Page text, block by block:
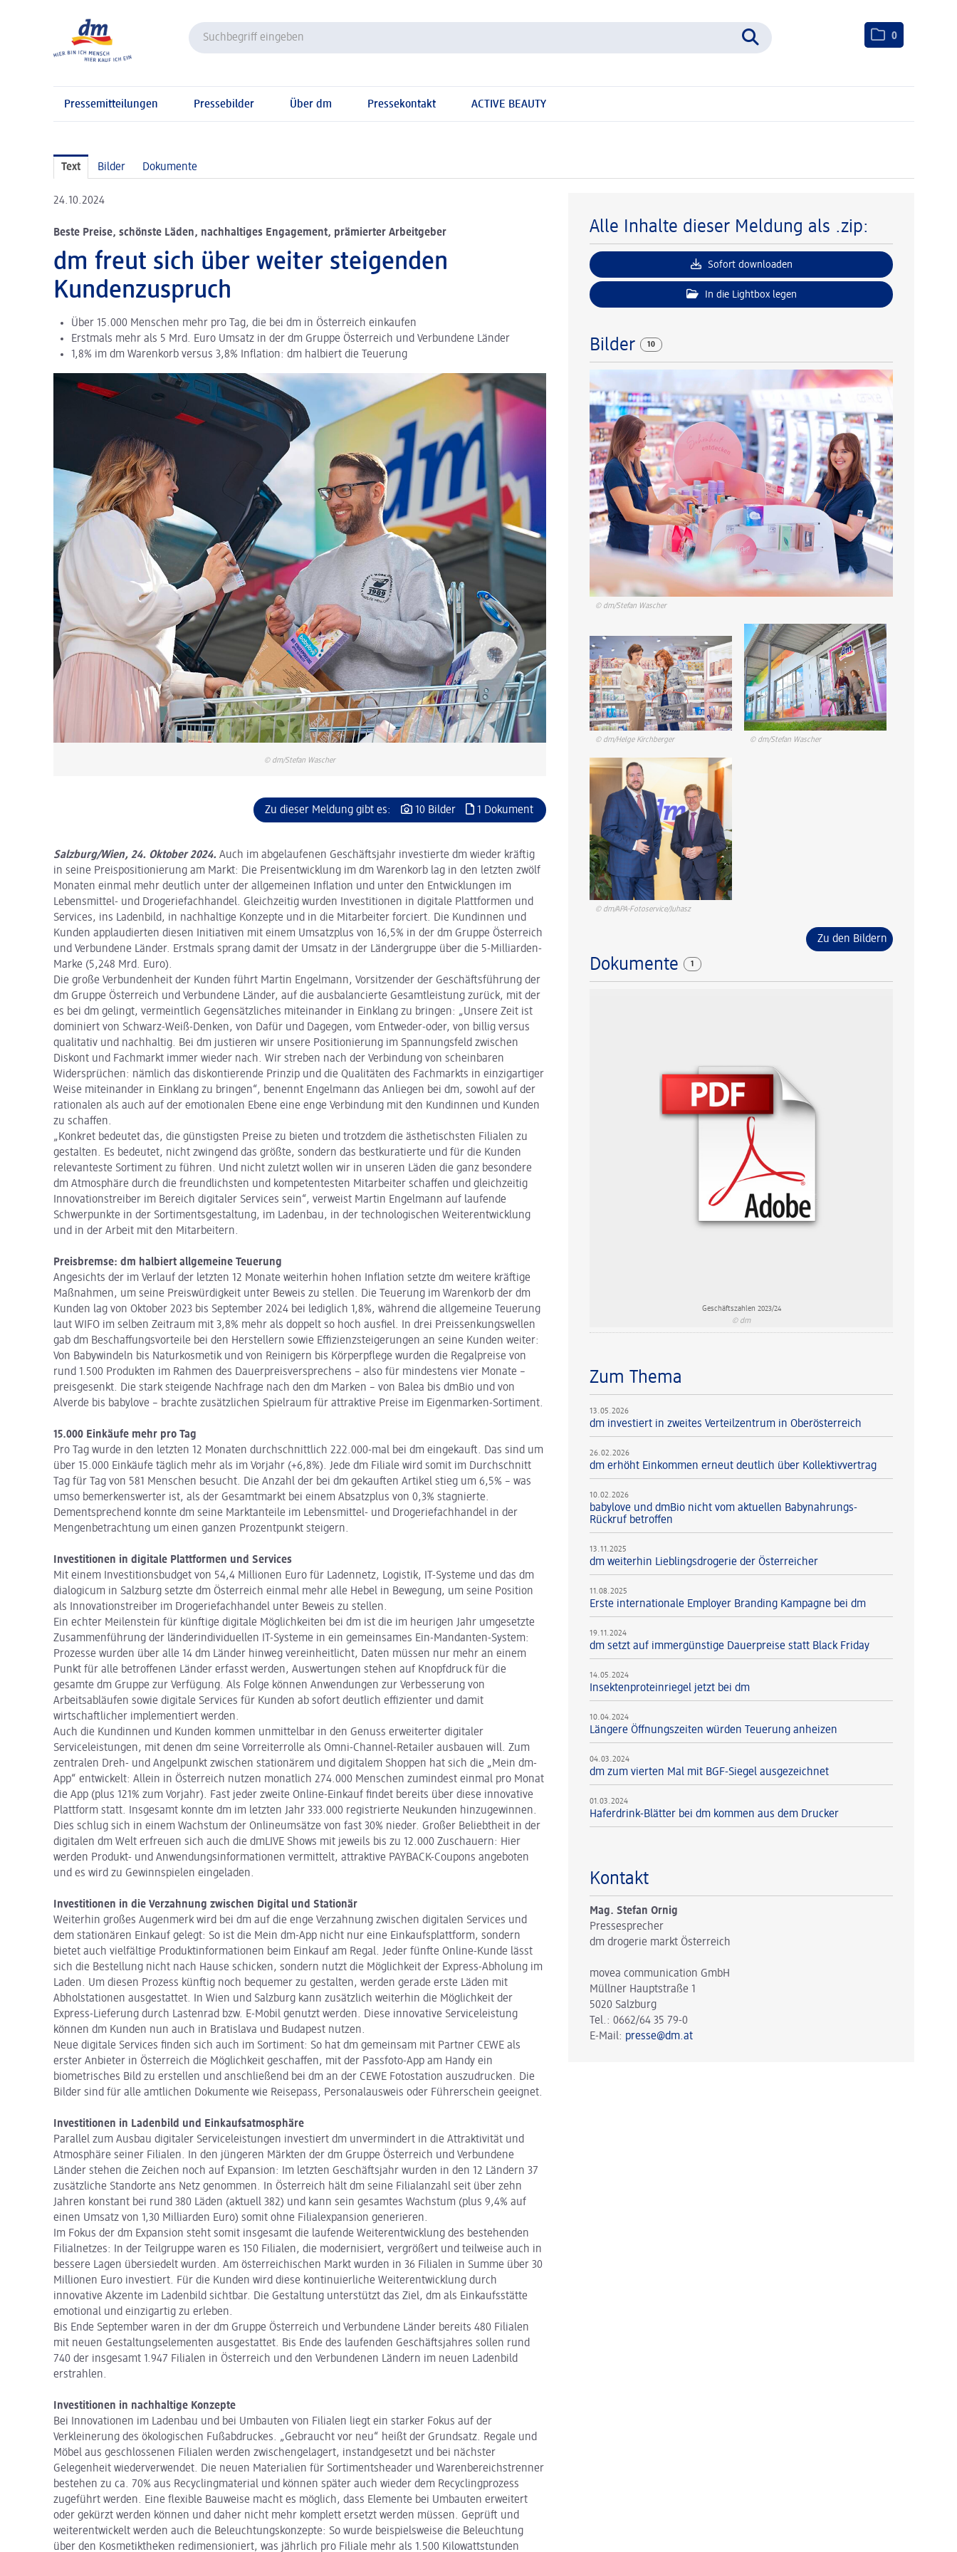
0
Pressemitteilungen Pressebilder Über dm Pressekontakt ACTIVE BEAUTY
Text Bilder Dokumente
24.10.2024
Beste Preise, schönste Läden, nachhaltiges Engagement, prämierter Arbeitgeber
dm freut sich über weiter steigenden
Kundenzuspruch
Über 15.000 Menschen mehr pro Tag, die bei dm in Österreich einkaufen
Erstmals mehr als 5 Mrd. Euro Umsatz in der dm Gruppe Österreich und Verbundene Länder
1,8% im dm Warenkorb versus 3,8% Inflation: dm halbiert die Teuerung
© dm/Stefan Wascher
Zu dieser Meldung gibt es: 10 Bilder 1 Dokument
Salzburg/Wien, 24. Oktober 2024. Auch im abgelaufenen Geschäftsjahr investierte dm wieder kräftig
in seine Preispositionierung am Markt: Die Preisentwicklung im dm Warenkorb lag in den letzten zwölf
Monaten einmal mehr deutlich unter der allgemeinen Inflation und unter den Entwicklungen im
Lebensmittel- und Drogeriefachhandel. Gleichzeitig wurden Investitionen in digitale Plattformen und
Services, ins Ladenbild, in nachhaltige Konzepte und in die Mitarbeiter forciert. Die Kundinnen und
Kunden applaudierten diesen Initiativen mit einem Umsatzplus von 16,5% in der dm Gruppe Österreich
und Verbundene Länder. Erstmals sprang damit der Umsatz in der Ländergruppe über die 5-Milliarden-
Marke (5,248 Mrd. Euro).
Die große Verbundenheit der Kunden führt Martin Engelmann, Vorsitzender der Geschäftsführung der
dm Gruppe Österreich und Verbundene Länder, auf die ausbalancierte Gesamtleistung zurück, mit der
es bei dm gelingt, vermeintlich Gegensätzliches miteinander in Einklang zu bringen: „Unsere Zeit ist
dominiert von Schwarz-Weiß-Denken, von Dafür und Dagegen, vom Entweder-oder, von billig versus
qualitativ und nachhaltig. Bei dm justieren wir unsere Positionierung im Spannungsfeld zwischen
Diskont und Fachmarkt immer wieder nach. Wir streben nach der Verbindung von scheinbaren
Widersprüchen: nämlich das diskontierende Prinzip und die Qualitäten des Fachmarkts in einzigartiger
Weise miteinander in Einklang zu bringen“, benennt Engelmann das Anliegen bei dm, sowohl auf der
rationalen als auch auf der emotionalen Ebene eine enge Verbindung mit den Kundinnen und Kunden
zu schaffen.
„Konkret bedeutet das, die günstigsten Preise zu bieten und trotzdem die ästhetischsten Filialen zu
gestalten. Es bedeutet, nicht zwingend das größte, sondern das bestkuratierte und für die Kunden
relevanteste Sortiment zu führen. Und nicht zuletzt wollen wir in unseren Läden die ganz besondere
dm Atmosphäre durch die freundlichsten und kompetentesten Mitarbeiter schaffen und gleichzeitig
Innovationstreiber im Bereich digitaler Services sein“, verweist Martin Engelmann auf laufende
Schwerpunkte in der Sortimentsgestaltung, im Ladenbau, in der technologischen Weiterentwicklung
und in der Arbeit mit den Mitarbeitern.
Preisbremse: dm halbiert allgemeine Teuerung
Angesichts der im Verlauf der letzten 12 Monate weiterhin hohen Inflation setzte dm weitere kräftige
Maßnahmen, um seine Preiswürdigkeit unter Beweis zu stellen. Die Teuerung im Warenkorb der dm
Kunden lag von Oktober 2023 bis September 2024 bei lediglich 1,8%, während die allgemeine Teuerung
laut WIFO im selben Zeitraum mit 3,8% mehr als doppelt so hoch ausfiel. In drei Preissenkungswellen
gab dm Beschaffungsvorteile bei den Herstellern sowie Effizienzsteigerungen an seine Kunden weiter:
Von Babywindeln bis Naturkosmetik und von Reinigern bis Körperpflege wurden die Regalpreise von
rund 1.500 Produkten im Rahmen des Dauerpreisversprechens – also für mindestens vier Monate –
preisgesenkt. Die stark steigende Nachfrage nach den dm Marken – von Balea bis dmBio und von
Alverde bis babylove – brachte zusätzlichen Spielraum für attraktive Preise im Eigenmarken-Sortiment.
15.000 Einkäufe mehr pro Tag
Pro Tag wurde in den letzten 12 Monaten durchschnittlich 222.000-mal bei dm eingekauft. Das sind um
über 15.000 Einkäufe täglich mehr als im Vorjahr (+6,8%). Jede dm Filiale wird somit im Durchschnitt
Tag für Tag von 581 Menschen besucht. Die Anzahl der bei dm gekauften Artikel stieg um 6,5% – was
umso bemerkenswerter ist, als der Gesamtmarkt bei einem Absatzplus von 0,3% stagnierte.
Dementsprechend konnte dm seine Marktanteile im Lebensmittel- und Drogeriefachhandel in der
Mengenbetrachtung um einen ganzen Prozentpunkt steigern.
Investitionen in digitale Plattformen und Services
Mit einem Investitionsbudget von 54,4 Millionen Euro für Ladennetz, Logistik, IT-Systeme und das dm
dialogicum in Salzburg setzte dm Österreich einmal mehr alle Hebel in Bewegung, um seine Position
als Innovationstreiber im Drogeriefachhandel unter Beweis zu stellen.
Ein echter Meilenstein für künftige digitale Möglichkeiten bei dm ist die im heurigen Jahr umgesetzte
Zusammenführung der länderindividuellen IT-Systeme in ein gemeinsames Ein-Mandanten-System:
Prozesse wurden über alle 14 dm Länder hinweg vereinheitlicht, Daten müssen nur mehr an einem
Punkt für alle betroffenen Länder erfasst werden, Auswertungen stehen auf Knopfdruck für die
gesamte dm Gruppe zur Verfügung. Als Folge können Anwendungen zur Verbesserung von
Arbeitsabläufen sowie digitale Services für Kunden ab sofort deutlich effizienter und damit
wirtschaftlicher implementiert werden.
Auch die Kundinnen und Kunden kommen unmittelbar in den Genuss erweiterter digitaler
Serviceleistungen, mit denen dm seine Vorreiterrolle als Omni-Channel-Retailer ausbauen will. Zum
zentralen Dreh- und Angelpunkt zwischen stationärem und digitalem Shoppen hat sich die „Mein dm-
App“ entwickelt: Allein in Österreich nutzen monatlich 274.000 Menschen zumindest einmal pro Monat
die App (plus 121% zum Vorjahr). Fast jeder zweite Online-Einkauf findet bereits über diese innovative
Plattform statt. Insgesamt konnte dm im letzten Jahr 333.000 registrierte Neukunden hinzugewinnen.
Dies schlug sich in einem Wachstum der Onlineumsätze von fast 30% nieder. Großer Beliebtheit in der
digitalen dm Welt erfreuen sich auch die dmLIVE Shows mit jeweils bis zu 12.000 Zuschauern: Hier
werden Produkt- und Anwendungsinformationen vermittelt, attraktive PAYBACK-Coupons angeboten
und es wird zu Gewinnspielen eingeladen.
Investitionen in die Verzahnung zwischen Digital und Stationär
Weiterhin großes Augenmerk wird bei dm auf die enge Verzahnung zwischen digitalen Services und
dem stationären Einkauf gelegt: So ist die Mein dm-App nicht nur eine Einkaufsplattform, sondern
bietet auch vielfältige Produktinformationen beim Einkauf am Regal. Jeder fünfte Online-Kunde lässt
sich die Bestellung nicht nach Hause schicken, sondern nutzt die Möglichkeit der Express-Abholung im
Laden. Um diesen Prozess künftig noch bequemer zu gestalten, werden gerade erste Läden mit
Abholstationen ausgestattet. In Wien und Salzburg kann zusätzlich weiterhin die Möglichkeit der
Express-Lieferung durch Lastenrad bzw. E-Mobil genutzt werden. Diese innovative Serviceleistung
können dm Kunden nun auch in Bratislava und Budapest nutzen.
Neue digitale Services finden sich auch im Sortiment: So hat dm gemeinsam mit Partner CEWE als
erster Anbieter in Österreich die Möglichkeit geschaffen, mit der Passfoto-App am Handy ein
biometrisches Bild zu erstellen und anschließend bei dm an der CEWE Fotostation auszudrucken. Die
Bilder sind für alle amtlichen Dokumente wie Reisepass, Personalausweis oder Führerschein geeignet.
Investitionen in Ladenbild und Einkaufsatmosphäre
Parallel zum Ausbau digitaler Serviceleistungen investiert dm unvermindert in die Attraktivität und
Atmosphäre seiner Filialen. In den jüngeren Märkten der dm Gruppe Österreich und Verbundene
Länder stehen die Zeichen noch auf Expansion: Im letzten Geschäftsjahr wurden in den 12 Ländern 37
zusätzliche Standorte ans Netz genommen. In Österreich hält dm seine Filialanzahl seit über zehn
Jahren konstant bei rund 380 Läden (aktuell 382) und kann sein gesamtes Wachstum (plus 9,4% auf
einen Umsatz von 1,30 Milliarden Euro) somit ohne Filialexpansion generieren.
Im Fokus der dm Expansion steht somit insgesamt die laufende Weiterentwicklung des bestehenden
Filialnetzes: In der Teilgruppe waren es 150 Filialen, die modernisiert, vergrößert und teilweise auch in
bessere Lagen übersiedelt wurden. Am österreichischen Markt wurden in 36 Filialen in Summe über 30
Millionen Euro investiert. Für die Kunden wird diese kontinuierliche Weiterentwicklung durch
innovative Akzente im Ladenbild sichtbar. Die Gestaltung unterstützt das Ziel, dm als Einkaufsstätte
emotional und einzigartig zu erleben.
Bis Ende September waren in der dm Gruppe Österreich und Verbundene Länder bereits 480 Filialen
mit neuen Gestaltungselementen ausgestattet. Bis Ende des laufenden Geschäftsjahres sollen rund
740 der insgesamt 1.947 Filialen in Österreich und den Verbundenen Ländern im neuen Ladenbild
erstrahlen.
Investitionen in nachhaltige Konzepte
Bei Innovationen im Ladenbau und bei Umbauten von Filialen liegt ein starker Fokus auf der
Verkleinerung des ökologischen Fußabdruckes. „Gebraucht vor neu“ heißt der Grundsatz. Regale und
Möbel aus geschlossenen Filialen werden zwischengelagert, instandgesetzt und bei nächster
Gelegenheit wiederverwendet. Die neuen Materialien für Sortimentsheader und Warenbereichstrenner
bestehen zu ca. 70% aus Recyclingmaterial und können später auch wieder dem Recyclingprozess
zugeführt werden. Eine flexible Bauweise macht es möglich, dass Elemente bei Umbauten erweitert
oder gekürzt werden können und daher nicht mehr komplett ersetzt werden müssen. Geprüft und
weiterentwickelt werden auch die Beleuchtungskonzepte: So wurde beispielsweise die Beleuchtung
über den Kosmetiktheken redimensioniert, was jährlich pro Filiale mehr als 1.500 Kilowattstunden
Alle Inhalte dieser Meldung als .zip:
Sofort downloaden
In die Lightbox legen
Bilder 10
© dm/Stefan Wascher
© dm/Helge Kirchberger © dm/Stefan Wascher
© dm/APA-Fotoservice/Juhasz
Zu den Bildern
Dokumente 1
Geschäftszahlen 2023/24
© dm
Zum Thema
13.05.2026
dm investiert in zweites Verteilzentrum in Oberösterreich
26.02.2026
dm erhöht Einkommen erneut deutlich über Kollektivvertrag
10.02.2026
babylove und dmBio nicht vom aktuellen Babynahrungs-
Rückruf betroffen
13.11.2025
dm weiterhin Lieblingsdrogerie der Österreicher
11.08.2025
Erste internationale Employer Branding Kampagne bei dm
19.11.2024
dm setzt auf immergünstige Dauerpreise statt Black Friday
14.05.2024
Insektenproteinriegel jetzt bei dm
10.04.2024
Längere Öffnungszeiten würden Teuerung anheizen
04.03.2024
dm zum vierten Mal mit BGF-Siegel ausgezeichnet
01.03.2024
Haferdrink-Blätter bei dm kommen aus dem Drucker
Kontakt
Mag. Stefan Ornig
Pressesprecher
dm drogerie markt Österreich
movea communication GmbH
Müllner Hauptstraße 1
5020 Salzburg
Tel.: 0662/64 35 79-0
E-Mail: presse@dm.at